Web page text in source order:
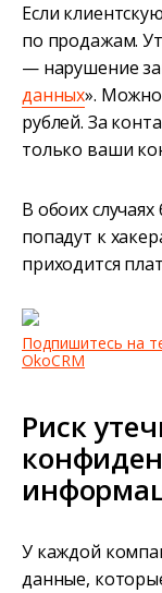
Если
по продажам.
— нарушение
данных».
рублей. За
только ваши
В обоих
попадут к
приходится
Подпишитесь на
OkoCRM
Риск
У каждой
данные,